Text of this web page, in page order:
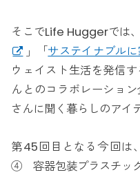
そこでLife Huggerでは
」「サステイナブル
ウェイスト生活を発信
んとのコラボレーショ
さんに聞く暮らしのアイ
第45回目となる今回は
④ 容器包装プラスチック